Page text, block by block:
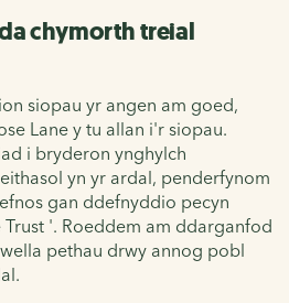
chymorth treial
siopau yr angen am goed,
Lane y tu allan i'r siopau.
i bryderon ynghylch
yn yr ardal, penderfynom
gan ddefnyddio pecyn
'. Roeddem am ddarganfod
pethau drwy annog pobl